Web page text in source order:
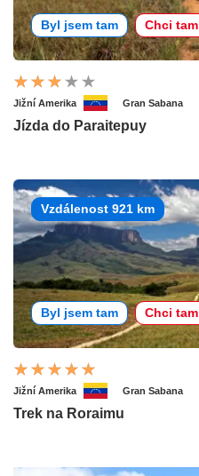
Byl jsem tam Chci tam
Jižní Amerika Gran Sabana
Jízda do Paraitepuy
Vzdálenost 921 km
Byl jsem tam Chci tam
Jižní Amerika Gran Sabana
Trek na Roraimu